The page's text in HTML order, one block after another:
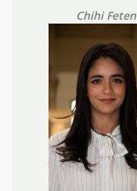
Chihi Feten